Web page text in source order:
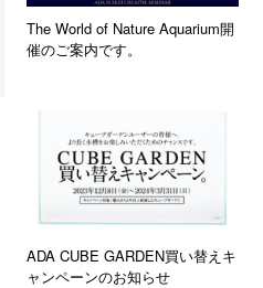
The World of Nature Aquarium開
催のご案内です。
ADA CUBE GARDEN買い替えキ
ャンペーンのお知らせ